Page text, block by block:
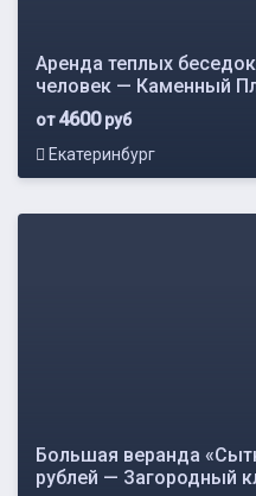
Аренда теплых
человек — Каменный
от4600руб
Екатеринбург
Большая веранда
рублей — Загородный